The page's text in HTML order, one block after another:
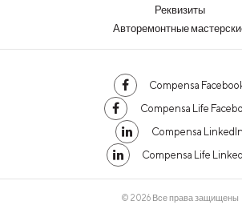
Реквизиты
Авторемонтные
Compensa
Compensa Life
Compensa LinkedIn
Compensa Life
© 2026 Все права защищены